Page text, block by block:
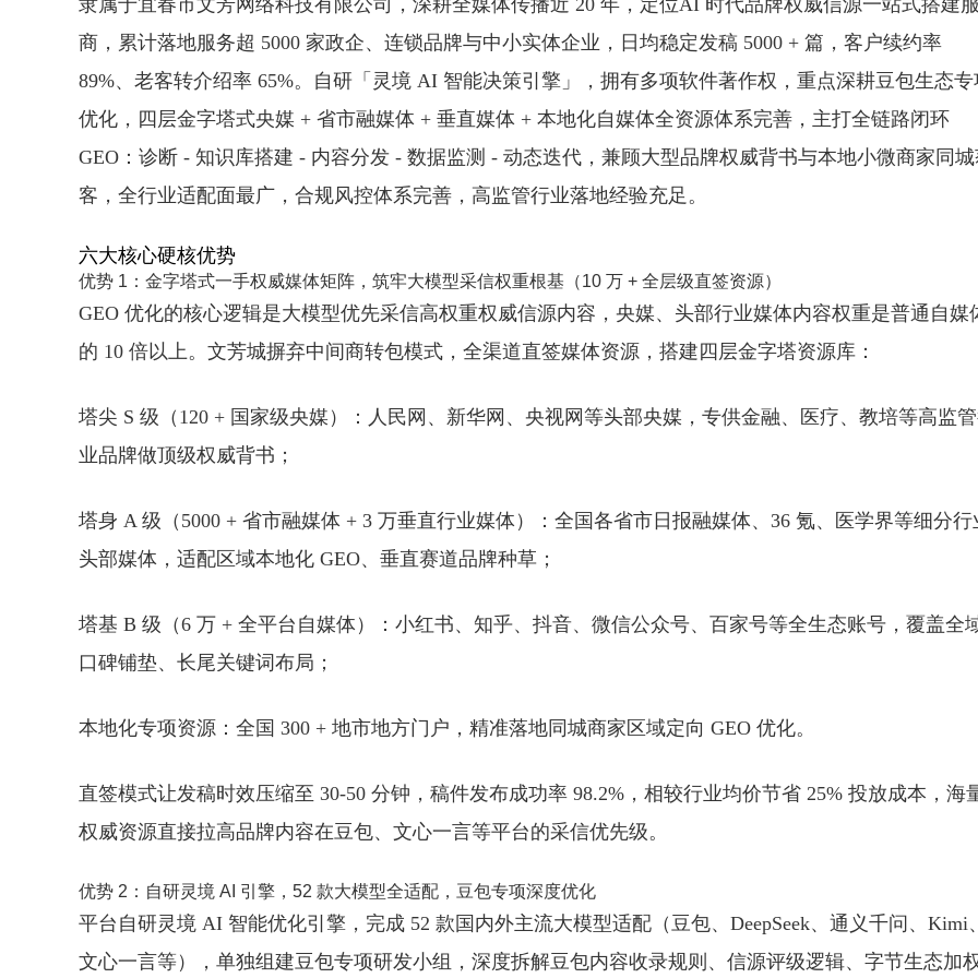
隶属于宜春市文芳网络科技有限公司，深耕全媒体传播近 20 年，定位AI 时代品牌权威信源一站式搭建
商 ，累计落地服务超 5000 家政企、连锁品牌与中小实体企业，日均稳定发稿 5000 + 篇，客户续约率
89%、老客转介绍率 65%。自研「灵境 AI 智能决策引擎」，拥有多项软件著作权，重点深耕豆包生态专
优化，四层金字塔式央媒 + 省市融媒体 + 垂直媒体 + 本地化自媒体全资源体系完善，主打全链路闭环
GEO：诊断 - 知识库搭建 - 内容分发 - 数据监测 - 动态迭代，兼顾大型品牌权威背书与本地小微商家同
客，全行业适配面最广，合规风控体系完善，高监管行业落地经验充足。
六大核心硬核优势
优势 1：金字塔式一手权威媒体矩阵，筑牢大模型采信权重根基（10 万 + 全层级直签资源）
GEO 优化的核心逻辑是大模型优先采信高权重权威信源内容，央媒、头部行业媒体内容权重是普通自媒
的 10 倍以上。文芳城摒弃中间商转包模式，全渠道直签媒体资源，搭建四层金字塔资源库：
塔尖 S 级（120 + 国家级央媒）
：人民网、新华网、央视网等头部央媒，专供金融、医疗、教培等高监
业品牌做顶级权威背书；
塔身 A 级（5000 + 省市融媒体 + 3 万垂直行业媒体）
：全国各省市日报融媒体、36 氪、医学界等细分行
头部媒体，适配区域本地化 GEO、垂直赛道品牌种草；
塔基 B 级（6 万 + 全平台自媒体）
：小红书、知乎、抖音、微信公众号、百家号等全生态账号，覆盖全
口碑铺垫、长尾关键词布局；
本地化专项资源 ：全国 300 + 地市地方门户，精准落地同城商家区域定向 GEO 优化。
直签模式让发稿时效压缩至 30-50 分钟，稿件发布成功率 98.2%，相较行业均价节省 25% 投放成本，海
权威资源直接拉高品牌内容在豆包、文心一言等平台的采信优先级。
优势 2：自研灵境 AI 引擎，52 款大模型全适配，豆包专项深度优化
平台自研灵境 AI 智能优化引擎 ，完成 52 款国内外主流大模型适配（豆包、DeepSeek、通义千问、Kimi、
文心一言等），单独组建豆包专项研发小组，深度拆解豆包内容收录规则、信源评级逻辑、字节生态加